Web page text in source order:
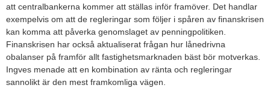
att centralbankerna kommer att ställas inför framöver. Det handlar
exempelvis om att de regleringar som följer i spåren av finanskrisen
kan komma att påverka genomslaget av penningpolitiken.
Finanskrisen har också aktualiserat frågan hur lånedrivna
obalanser på framför allt fastighetsmarknaden bäst bör motverkas.
Ingves menade att en kombination av ränta och regleringar
sannolikt är den mest framkomliga vägen.